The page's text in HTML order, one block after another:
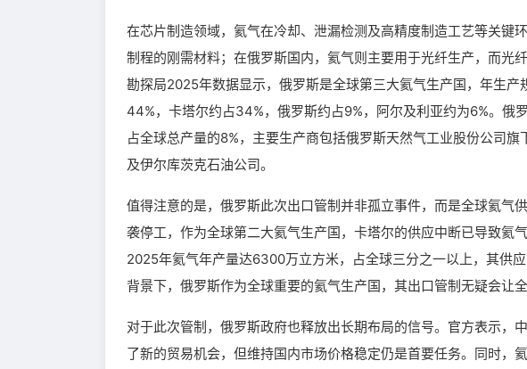
在芯片制造领域，氦气在冷却、泄漏检测及高精度制造工艺等关键
制程的刚需材料；在俄罗斯国内，氦气则主要用于光纤生产，而光
勘探局2025年数据显示，俄罗斯是全球第三大氦气生产国，年生
44%，卡塔尔约占34%，俄罗斯约占9%，阿尔及利亚约为6%。俄
占全球总产量的8%，主要生产商包括俄罗斯天然气工业股份公司
及伊尔库茨克石油公司。
值得注意的是，俄罗斯此次出口管制并非孤立事件，而是全球氦气
袭停工，作为全球第二大氦气生产国，卡塔尔的供应中断已导致氦
2025年氦气年产量达6300万立方米，占全球三分之一以上，其供
背景下，俄罗斯作为全球重要的氦气生产国，其出口管制无疑会让
对于此次管制，俄罗斯政府也释放出长期布局的信号。官方表示，
了新的贸易机会，但维持国内市场价格稳定仍是首要任务。同时，